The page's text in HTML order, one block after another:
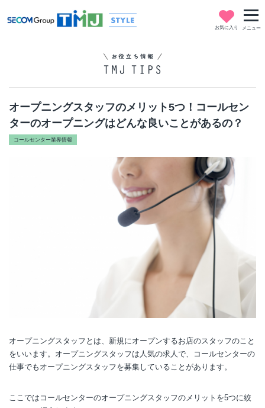
お気に入り メニュー
オープニングスタッフのメリット5つ！コールセン
ターのオープニングはどんな良いことがあるの？
コールセンター業界情報
オープニングスタッフとは、新規にオープンするお店のスタッフのこと
をいいます。オープニングスタッフは人気の求人で、コールセンターの
仕事でもオープニングスタッフを募集していることがあります。
ここではコールセンターのオープニングスタッフのメリットを5つに絞